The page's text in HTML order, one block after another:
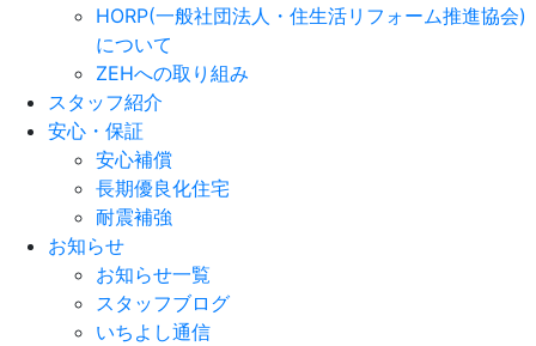
HORP(一般社団法人・住生活リフォーム推進協会)
について
ZEHへの取り組み
スタッフ紹介
安心・保証
安心補償
長期優良化住宅
耐震補強
お知らせ
お知らせ一覧
スタッフブログ
いちよし通信